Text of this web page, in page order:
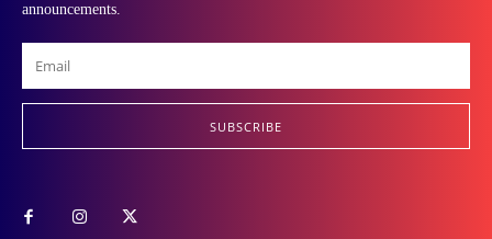
announcements.
SUBSCRIBE